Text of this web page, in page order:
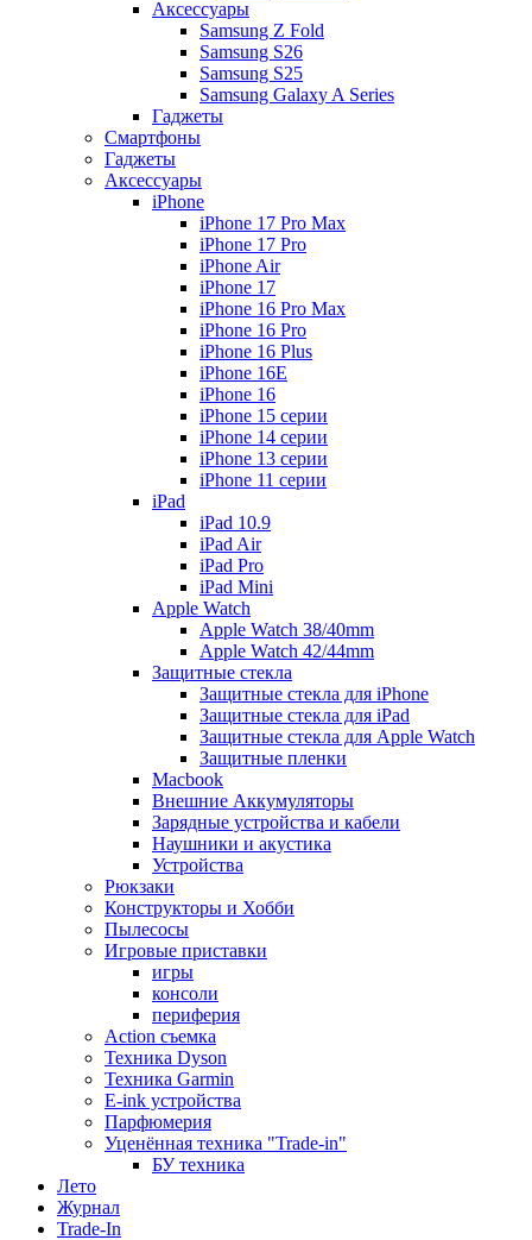
Аксессуары
Samsung Z Fold
Samsung S26
Samsung S25
Samsung Galaxy A Series
Гаджеты
Смартфоны
Гаджеты
Аксессуары
iPhone
iPhone 17 Pro Max
iPhone 17 Pro
iPhone Air
iPhone 17
iPhone 16 Pro Max
iPhone 16 Pro
iPhone 16 Plus
iPhone 16E
iPhone 16
iPhone 15 серии
iPhone 14 серии
iPhone 13 серии
iPhone 11 серии
iPad
iPad 10.9
iPad Air
iPad Pro
iPad Mini
Apple Watch
Apple Watch 38/40mm
Apple Watch 42/44mm
Защитные стекла
Защитные стекла для iPhone
Защитные стекла для iPad
Защитные стекла для Apple Watch
Защитные пленки
Macbook
Внешние Аккумуляторы
Зарядные устройства и кабели
Наушники и акустика
Устройства
Рюкзаки
Конструкторы и Хобби
Пылесосы
Игровые приставки
игры
консоли
периферия
Action съемка
Техника Dyson
Техника Garmin
E-ink устройства
Парфюмерия
Уценённая техника "Trade-in"
БУ техника
Лето
Журнал
Trade-In